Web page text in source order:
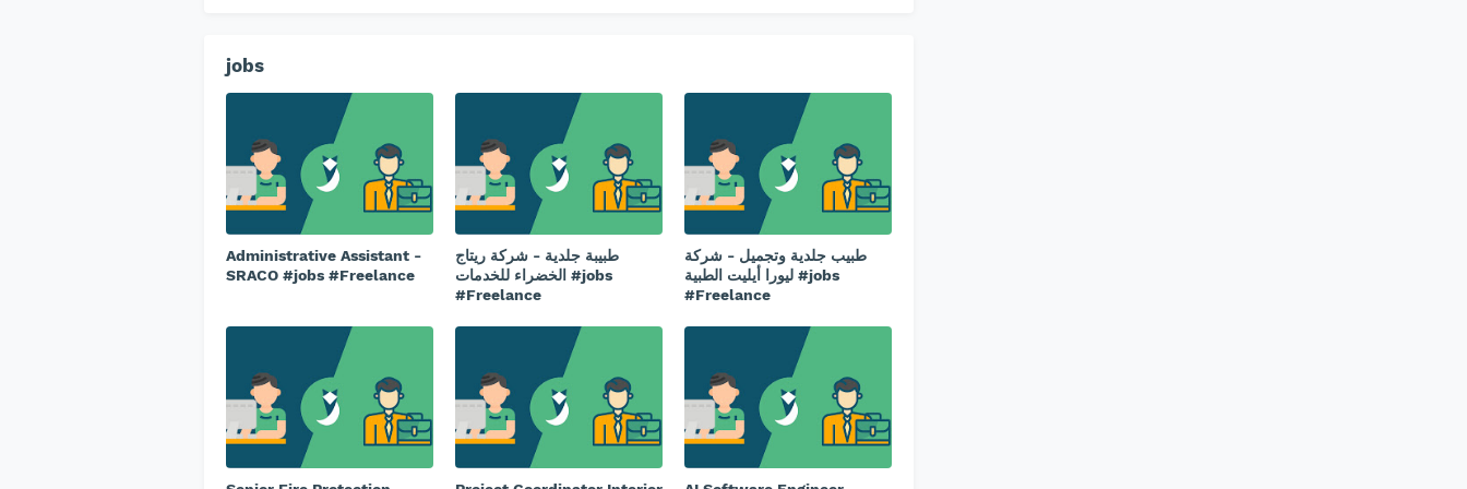
jobs
Administrative Assistant -
SRACO #jobs #Freelance
طبيبة جلدية - شركة ريتاج
الخضراء للخدمات #jobs
#Freelance
طبيب جلدية وتجميل - ⁠شركة
ليورا أيليت الطبية #jobs
#Freelance